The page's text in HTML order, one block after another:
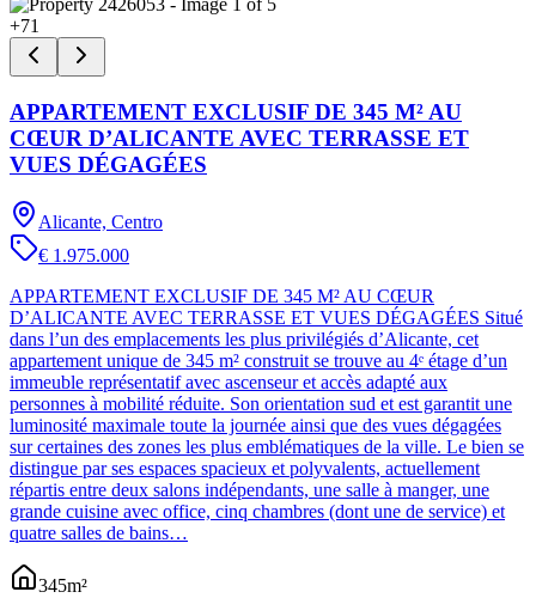
+71
APPARTEMENT EXCLUSIF DE 345 M² AU
CŒUR D’ALICANTE AVEC TERRASSE ET
VUES DÉGAGÉES
Alicante, Centro
€ 1.975.000
APPARTEMENT EXCLUSIF DE 345 M² AU CŒUR
D’ALICANTE AVEC TERRASSE ET VUES DÉGAGÉES Situé
dans l’un des emplacements les plus privilégiés d’Alicante, cet
appartement unique de 345 m² construit se trouve au 4ᵉ étage d’un
immeuble représentatif avec ascenseur et accès adapté aux
personnes à mobilité réduite. Son orientation sud et est garantit une
luminosité maximale toute la journée ainsi que des vues dégagées
sur certaines des zones les plus emblématiques de la ville. Le bien se
distingue par ses espaces spacieux et polyvalents, actuellement
répartis entre deux salons indépendants, une salle à manger, une
grande cuisine avec office, cinq chambres (dont une de service) et
quatre salles de bains…
345m²